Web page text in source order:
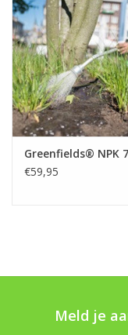
Nieuws
Treeportleden:
Blog
Merken
Greenfields® NPK
€59,95
Meld je